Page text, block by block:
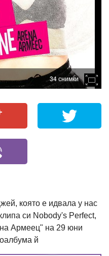
34 снимки
която е идвала у нас
си Nobody's Perfect,
Армеец" на 29 юни
й